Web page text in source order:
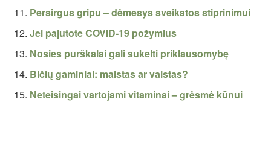
Persirgus gripu – dėmesys sveikatos stiprinimui
Jei pajutote COVID-19 požymius
Nosies purškalai gali sukelti priklausomybę
Bičių gaminiai: maistas ar vaistas?
Neteisingai vartojami vitaminai – grėsmė kūnui